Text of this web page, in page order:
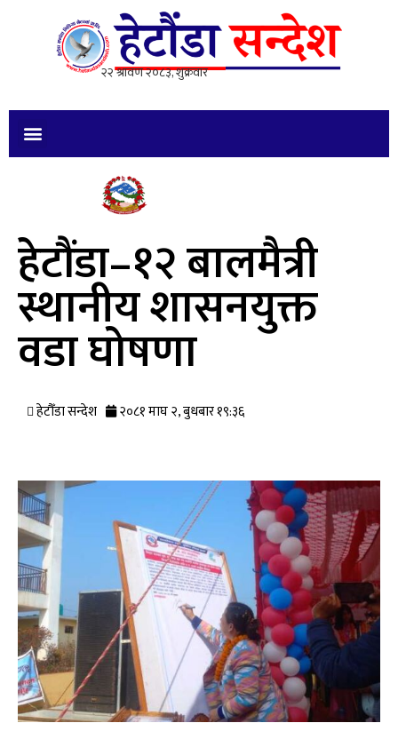
हेटौंडा–१२ बालमैत्री
स्थानीय शासनयुक्त
वडा घोषणा
हेटौँडा सन्देश २०८१ माघ २, बुधबार १९:३६